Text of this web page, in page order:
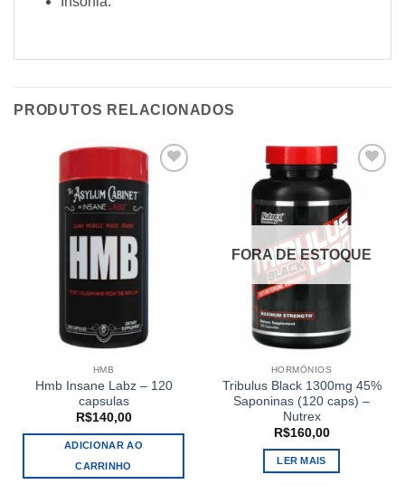
PRODUTOS RELACIONADOS
HMB
Hmb Insane Labz – 120
capsulas
R$140,00
ADICIONAR AO
CARRINHO
Add to
wishlist
FORA DE ESTOQUE
HORMÔNIOS
Tribulus Black 1300mg 45%
Saponinas (120 caps) –
Nutrex
R$160,00
LER MAIS